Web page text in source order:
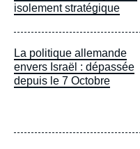
isolement stratégique
La politique allemande
envers Israël : dépassée
depuis le 7 Octobre